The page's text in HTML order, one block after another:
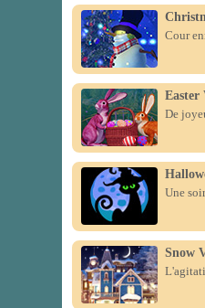
Cour
Easter
De
Une
Snow